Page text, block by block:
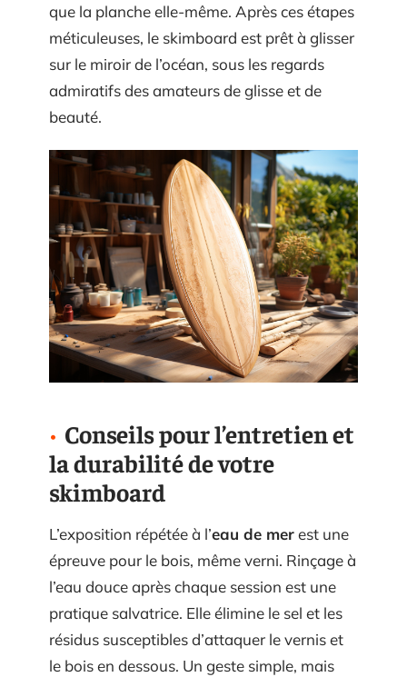
que la planche elle-même. Après ces étapes
méticuleuses, le skimboard est prêt à glisser
sur le miroir de l’océan, sous les regards
admiratifs des amateurs de glisse et de
beauté.
Conseils pour l’entretien et
la durabilité de votre
skimboard
L’exposition répétée à l’eau de merest une
épreuve pour le bois, même verni. Rinçage à
l’eau douce après chaque session est une
pratique salvatrice. Elle élimine le sel et les
résidus susceptibles d’attaquer le vernis et
le bois en dessous. Un geste simple, mais